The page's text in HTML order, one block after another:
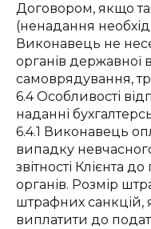
Договором, якщо
(ненадання
Виконавець не несе
органів державної
самоврядування,
6.4 Особливості
наданні
6.4.1 Виконавець
випадку
звітності Клієнта
органів. Розмір
штрафних санкцій,
виплатити до